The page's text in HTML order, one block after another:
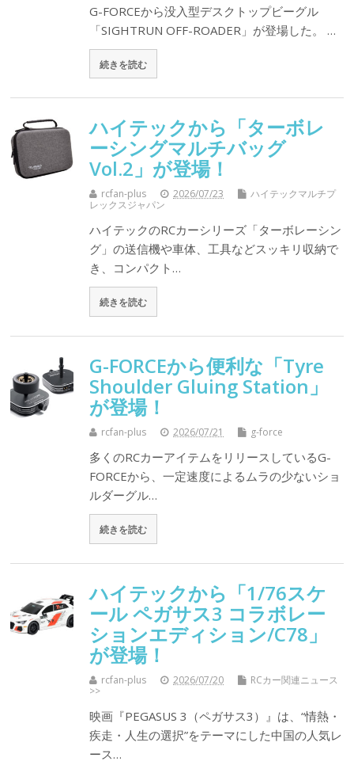
G-FORCEから没入型デスクトップビーグル
「SIGHTRUN OFF-ROADER」が登場した。 …
続きを読む
ハイテックから「ターボレ
ーシングマルチバッグ
Vol.2」が登場！
rcfan-plus 2026/07/23
ハイテックマルチプ
レックスジャパン
ハイテックのRCカーシリーズ「ターボレーシン
グ」の送信機や車体、工具などスッキリ収納で
き、コンパクト…
続きを読む
G-FORCEから便利な「Tyre
Shoulder Gluing Station」
が登場！
rcfan-plus 2026/07/21 g-force
多くのRCカーアイテムをリリースしているG-
FORCEから、一定速度によるムラの少ないショ
ルダーグル…
続きを読む
ハイテックから「1/76スケ
ール ペガサス3 コラボレー
ションエディション/C78」
が登場！
rcfan-plus 2026/07/20
RCカー関連ニュース
>>
映画『PEGASUS 3（ペガサス3）』は、“情熱・
疾走・人生の選択”をテーマにした中国の人気レ
ース…